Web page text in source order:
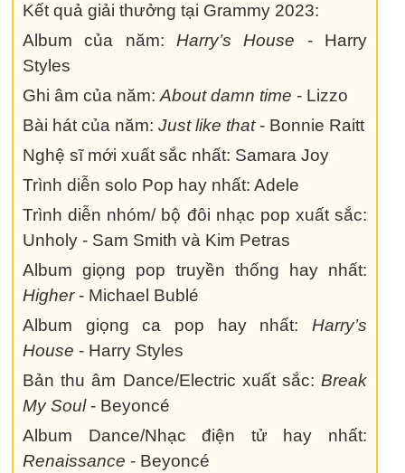
Kết quả giải thưởng tại Grammy 2023:
Album của năm:Harry’s House - Harry
Styles
Ghi âm của năm: About damn time - Lizzo
Bài hát của năm: Just like that- Bonnie Raitt
Nghệ sĩ mới xuất sắc nhất: Samara Joy
Trình diễn solo Pop hay nhất: Adele
Trình diễn nhóm/ bộ đôi nhạc pop xuất sắc:
Unholy - Sam Smith và Kim Petras
Album giọng pop truyền thống hay nhất:
Higher- Michael Bublé
Album giọng ca pop hay nhất:Harry’s
House - Harry Styles
Bản thu âm Dance/Electric xuất sắc:Break
My Soul- Beyoncé
Album Dance/Nhạc điện tử hay nhất:
Renaissance - Beyoncé